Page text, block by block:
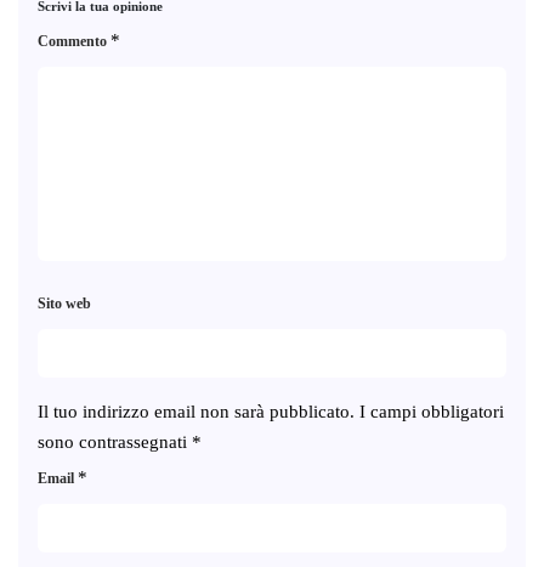
Scrivi la tua opinione
Il tuo indirizzo email non sarà pubblicato. I campi obbligatori
sono contrassegnati *
Commento *
Email *
Sito web